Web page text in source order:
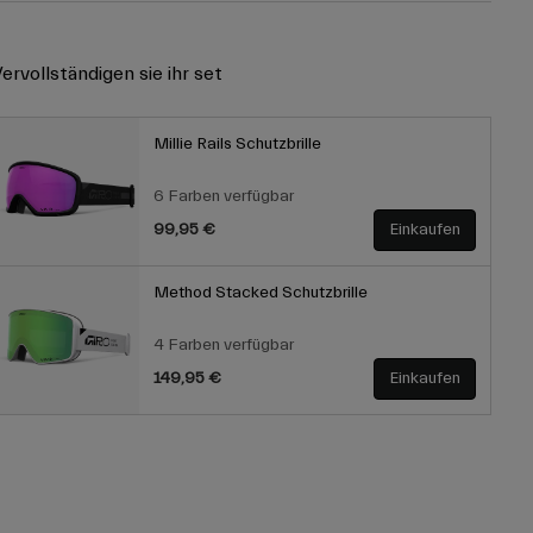
sie ihr set
Millie Rails Schutzbrille
6 Farben verfügbar
99,95 €
Einkaufen
Method Stacked Schutzbrille
4 Farben verfügbar
149,95 €
Einkaufen